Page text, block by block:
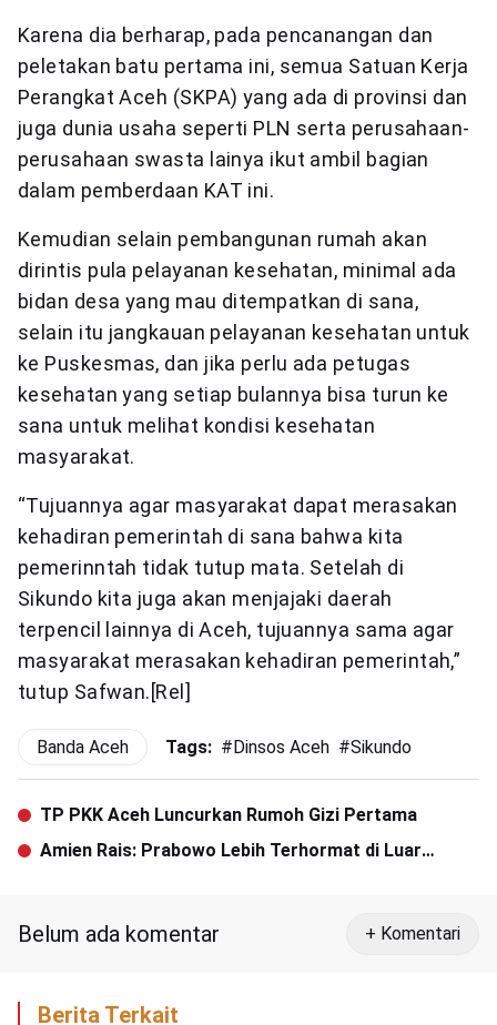
Karena dia berharap, pada pencanangan dan
peletakan batu pertama ini, semua Satuan Kerja
Perangkat Aceh (SKPA) yang ada di provinsi dan
juga dunia usaha seperti PLN serta perusahaan-
perusahaan swasta lainya ikut ambil bagian
dalam pemberdaan KAT ini.
Kemudian selain pembangunan rumah akan
dirintis pula pelayanan kesehatan, minimal ada
bidan desa yang mau ditempatkan di sana,
selain itu jangkauan pelayanan kesehatan untuk
ke Puskesmas, dan jika perlu ada petugas
kesehatan yang setiap bulannya bisa turun ke
sana untuk melihat kondisi kesehatan
masyarakat.
“Tujuannya agar masyarakat dapat merasakan
kehadiran pemerintah di sana bahwa kita
pemerinntah tidak tutup mata. Setelah di
Sikundo kita juga akan menjajaki daerah
terpencil lainnya di Aceh, tujuannya sama agar
masyarakat merasakan kehadiran pemerintah,”
tutup Safwan.[Rel]
Banda Aceh Tags: # Dinsos Aceh #Sikundo
TP PKK Aceh Luncurkan Rumoh Gizi Pertama
Amien Rais: Prabowo Lebih Terhormat di Luar
Belum ada komentar + Komentari
Berita Terkait